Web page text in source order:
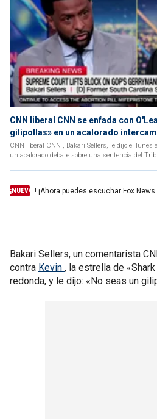
CNN liberal CNN se enfada con
gilipollas» en un acalorado
CNN liberal CNN , Bakari Sellers, le dijo el lunes
un acalorado debate sobre una sentencia del
¡NUEVO ! ¡Ahora puedes escuchar Fox News
Bakari Sellers, un comentarista
contra Kevin , la estrella de
redonda, y le dijo: «No seas un